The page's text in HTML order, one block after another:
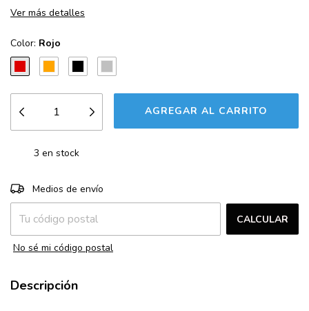
Ver más detalles
Color: Rojo
3 en stock
Entregas para el CP:
Medios de envío
CALCULAR
No sé mi código postal
Descripción